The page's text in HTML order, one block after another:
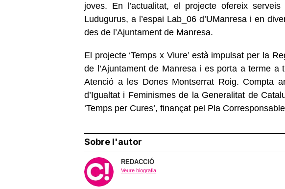
joves. En l’actualitat, el projecte ofereix
Ludugurus, a l’espai Lab_06 d’UManresa i en
des de l’Ajuntament de Manresa.
El projecte ‘Temps x Viure’ està impulsat per la
de l’Ajuntament de Manresa i es porta a terme a
Atenció a les Dones Montserrat Roig. Compta
d’Igualtat i Feminismes de la Generalitat de
‘Temps per Cures’, finançat pel Pla
Sobre l'autor
REDACCIÓ
Veure biografia